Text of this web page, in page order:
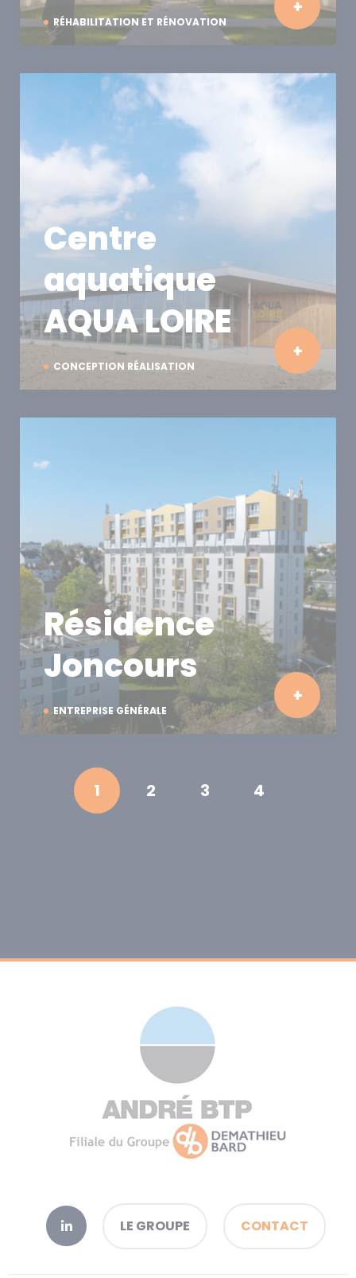
RÉHABILITATION ET RÉNOVATION
CONCEPTION RÉALISATION
Centre
aquatique
AQUA LOIRE
ENTREPRISE GÉNÉRALE
Résidence
Joncours
1 2 3 4
LE GROUPE CONTACT